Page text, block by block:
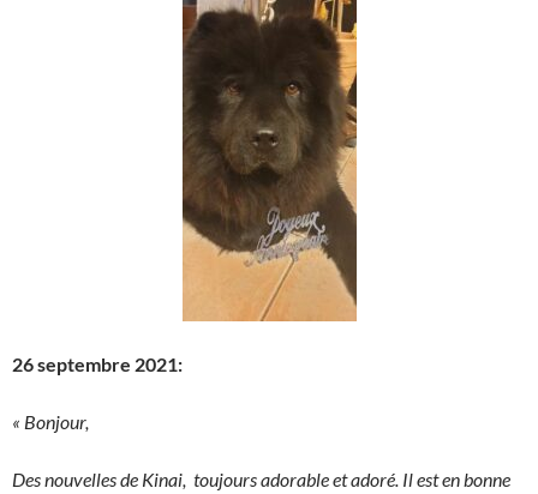
26 septembre 2021:
« Bonjour,
Des nouvelles de Kinai, toujours adorable et adoré. Il est en bonne